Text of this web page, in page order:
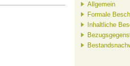
Allgemein
Formale
Inhaltliche